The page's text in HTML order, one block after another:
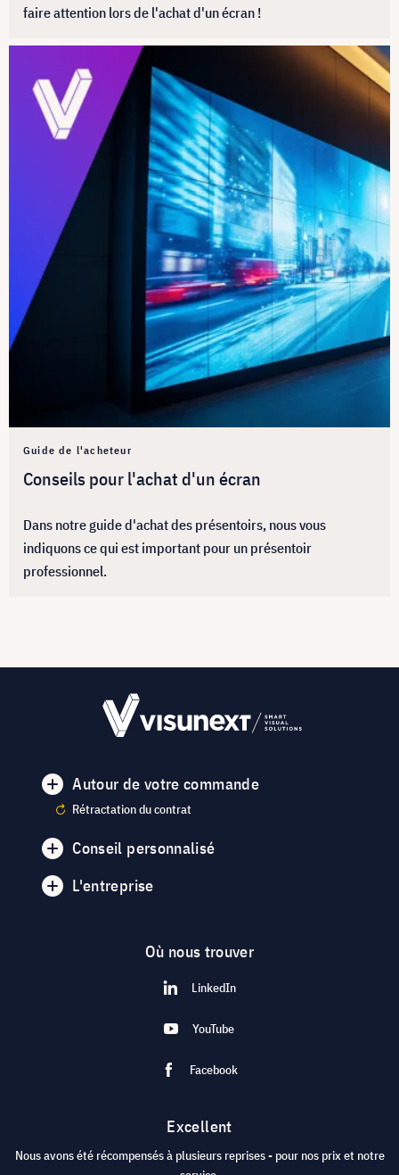
faire attention lors de l'achat d'un écran !
Guide de l'acheteur
Conseils pour l'achat d'un écran
Dans notre guide d'achat des présentoirs, nous vous
indiquons ce qui est important pour un présentoir
professionnel.
Autour de votre commande
Rétractation du contrat
Conseil personnalisé
L'entreprise
Où nous trouver
LinkedIn
YouTube
Facebook
Excellent
Nous avons été récompensés à plusieurs reprises - pour nos prix et notre